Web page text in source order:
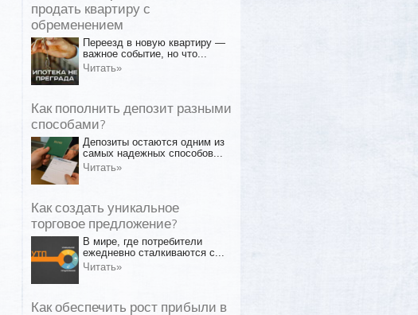
продать квартиру с
обременением
Переезд в новую квартиру —
важное событие, но что...
Читать»
Как пополнить депозит разными
способами?
Депозиты остаются одним из
самых надежных способов...
Читать»
Как создать уникальное
торговое предложение?
В мире, где потребители
ежедневно сталкиваются с...
Читать»
Как обеспечить рост прибыли в